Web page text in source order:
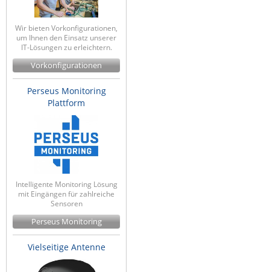
Wir bieten Vorkonfigurationen,
um Ihnen den Einsatz unserer
IT-Lösungen zu erleichtern.
Vorkonfigurationen
Perseus Monitoring
Plattform
Intelligente Monitoring Lösung
mit Eingängen für zahlreiche
Sensoren
Perseus Monitoring
Vielseitige Antenne